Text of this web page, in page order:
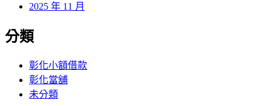
2025 年 11 月
分類
彰化小額借款
彰化當舖
未分類